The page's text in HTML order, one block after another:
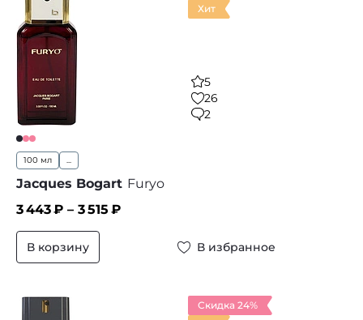
Хит
5
26
2
100 мл ...
Jacques Bogart Furyo
3 443₽ – 3 515 ₽
В корзину В избранное
Скидка 24%